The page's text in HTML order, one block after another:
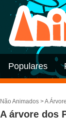
Populares
Não Animados >A
A árvore dos